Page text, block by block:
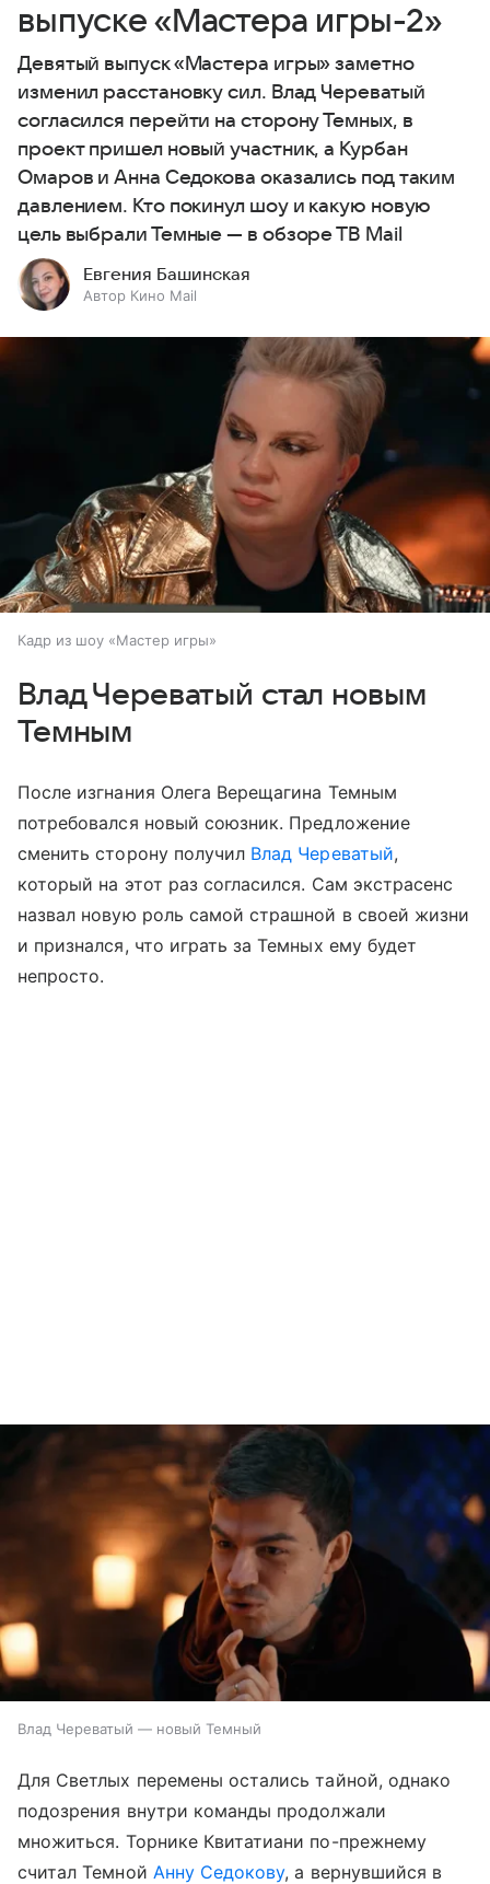
выпуске «Мастера игры-2»
Девятый выпуск «Мастера игры» заметно
изменил расстановку сил. Влад Череватый
согласился перейти на сторону Темных, в
проект пришел новый участник, а Курбан
Омаров и Анна Седокова оказались под таким
давлением. Кто покинул шоу и какую новую
цель выбрали Темные — в обзоре ТВ Mail
Евгения Башинская
Автор Кино Mail
Кадр из шоу «Мастер игры»
Влад Череватый стал новым
Темным
После изгнания Олега Верещагина Темным
потребовался новый союзник. Предложение
сменить сторону получил Влад Череватый,
который на этот раз согласился. Сам экстрасенс
назвал новую роль самой страшной в своей жизни
и признался, что играть за Темных ему будет
непросто.
Влад Череватый — новый Темный
Для Светлых перемены остались тайной, однако
подозрения внутри команды продолжали
множиться. Торнике Квитатиани по-прежнему
считал Темной Анну Седокову, а вернувшийся в